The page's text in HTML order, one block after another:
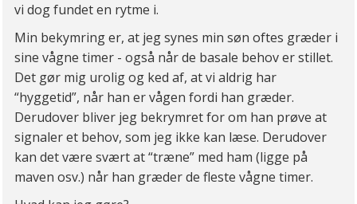
vi dog fundet en rytme i.
Min bekymring er, at jeg synes min søn oftes græder i
sine vågne timer - også når de basale behov er stillet.
Det gør mig urolig og ked af, at vi aldrig har
“hyggetid”, når han er vågen fordi han græder.
Derudover bliver jeg bekrymret for om han prøve at
signaler et behov, som jeg ikke kan læse. Derudover
kan det være svært at “træne” med ham (ligge på
maven osv.) når han græder de fleste vågne timer.